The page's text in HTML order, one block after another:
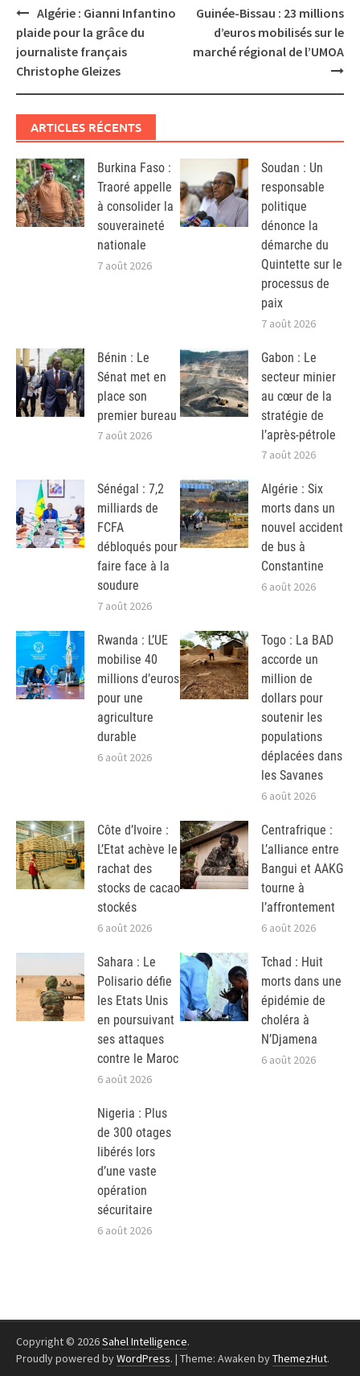
Post
navigation
Algérie : Gianni Infantino
plaide pour la grâce du
journaliste français
Christophe Gleizes
Guinée-Bissau : 23 millions
d’euros mobilisés sur le
marché régional de l’UMOA
ARTICLES RÉCENTS
Burkina Faso :
Traoré appelle
à consolider la
souveraineté
nationale
7 août 2026
Soudan : Un
responsable
politique
dénonce la
démarche du
Quintette sur le
processus de
paix
7 août 2026
Bénin : Le
Sénat met en
place son
premier bureau
7 août 2026
Gabon : Le
secteur minier
au cœur de la
stratégie de
l’après-pétrole
7 août 2026
Sénégal : 7,2
milliards de
FCFA
débloqués pour
faire face à la
soudure
7 août 2026
Algérie : Six
morts dans un
nouvel accident
de bus à
Constantine
6 août 2026
Rwanda : L’UE
mobilise 40
millions d’euros
pour une
agriculture
durable
6 août 2026
Togo : La BAD
accorde un
million de
dollars pour
soutenir les
populations
déplacées dans
les Savanes
6 août 2026
Côte d’Ivoire :
L’Etat achève le
rachat des
stocks de cacao
stockés
6 août 2026
Centrafrique :
L’alliance entre
Bangui et AAKG
tourne à
l’affrontement
6 août 2026
Sahara : Le
Polisario défie
les Etats Unis
en poursuivant
ses attaques
contre le Maroc
6 août 2026
Tchad : Huit
morts dans une
épidémie de
choléra à
N’Djamena
6 août 2026
Nigeria : Plus
de 300 otages
libérés lors
d’une vaste
opération
sécuritaire
6 août 2026
Copyright © 2026Sahel Intelligence.
Proudly powered byWordPress. | Theme: Awaken byThemezHut.